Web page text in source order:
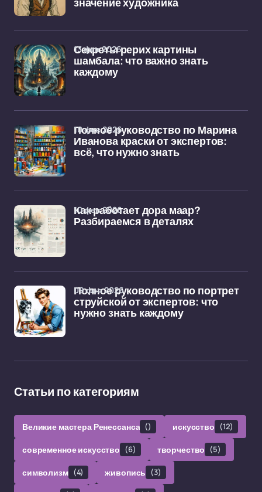
значение художника
Секреты рерих картины
шамбала: что важно знать
каждому
13 фев 2026
Полное руководство по Марина
Иванова краски от экспертов:
всё, что нужно знать
10 фев 2026
Как работает дора маар?
Разбираемся в деталях
10 фев 2026
Полное руководство по портрет
струйской от экспертов: что
нужно знать каждому
09 фев 2026
Статьи по категориям
Великие мастера Ренессанса () искусство (12)
современное искусство (6) творчество (5)
символизм (4) живопись (3)